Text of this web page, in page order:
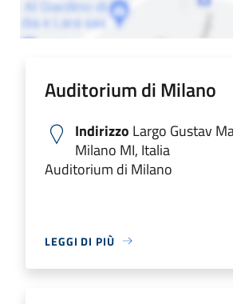
Auditorium di Milano
Indirizzo Largo Gustav
Milano MI, Italia
Auditorium di Milano
LEGGI DI PIÙ